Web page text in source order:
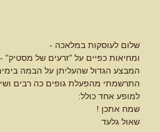
שלום לעוסקות במלאכה -
ומחיאות כפיים על "זרעים של מסטיק" -
המבצע הגדול שהעליתן על הבמה
התרשמתי מהפעלת גופים כה רבים
למופע אחד כולל:
שמח אתכן !
שאול גלעד